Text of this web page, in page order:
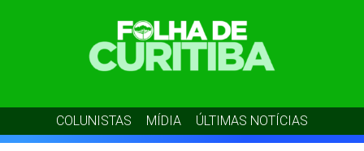
COLUNISTAS MÍDIA ÚLTIMAS NOTÍCIAS